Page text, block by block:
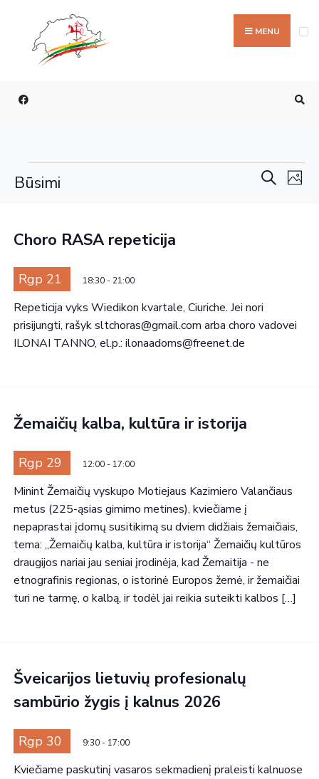
MENU
Paieška
Būsimi
of
events
in
Photo
View
Choro RASA repeticija
Rgp 21 18:30- 21:00
Repeticija vyks Wiedikon kvartale, Ciuriche. Jei nori
prisijungti, rašyk sltchoras@gmail.com arba choro vadovei
ILONAI TANNO, el.p.: ilonaadoms@freenet.de
Žemaičių kalba, kultūra ir istorija
Rgp 29 12:00- 17:00
Minint Žemaičių vyskupo Motiejaus Kazimiero Valančiaus
metus (225-ąsias gimimo metines), kviečiame į
nepaprastai įdomų susitikimą su dviem didžiais žemaičiais,
tema: „Žemaičių kalba, kultūra ir istorija“ Žemaičių kultūros
draugijos nariai jau seniai įrodinėja, kad Žemaitija - ne
etnografinis regionas, o istorinė Europos žemė, ir žemaičiai
turi ne tarmę, o kalbą, ir todėl jai reikia suteikti kalbos […]
Šveicarijos lietuvių profesionalų
sambūrio žygis į kalnus 2026
Rgp 30 9:30- 17:00
Kviečiame paskutinį vasaros sekmadienį praleisti kalnuose